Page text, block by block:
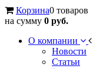
Корзина0 товаров
на сумму 0 руб.
О компании
Новости
Статьи